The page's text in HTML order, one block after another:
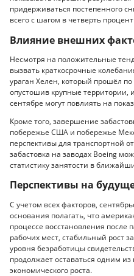
придерживаться постепенного
всего с шагом в четверть
Влияние внешних
Несмотря на положительные
вызвать краткосрочные
ураган Хелен, который прошёл
опустошив крупные территории,
сентябре могут повлиять на
Кроме того, завершение
побережье США и побережье
перспективы для транспортной
забастовка на заводах Boeing
статистику занятости в
Перспективы на
С учетом всех факторов,
основания полагать, что
процессе восстановления
рабочих мест, стабильный рост
уровня безработицы
продолжает оставаться одним
экономического роста.